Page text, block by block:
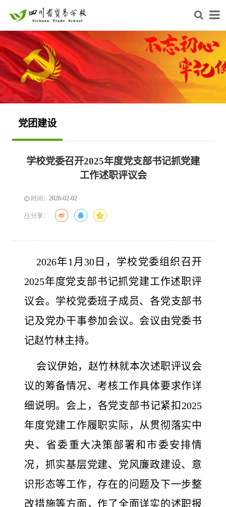
党团建设
学校党委召开2025年度党支部书记抓党建
工作述职评议会
时间： 2026-02-02
分享：
2026年1月30日，学校党委组织召开
2025年度党支部书记抓党建工作述职评
议会。学校党委班子成员、各党支部书
记及党办干事参加会议。会议由党委书
记赵竹林主持。
会议伊始，赵竹林就本次述职评议会
议的筹备情况、考核工作具体要求作详
细说明。会上，各党支部书记紧扣2025
年度党建工作履职实际，从贯彻落实中
央、省委重大决策部署和市委安排情
况，抓实基层党建、党风廉政建设、意
识形态等工作，存在的问题及下一步整
改措施等方面，作了全面详实的述职报